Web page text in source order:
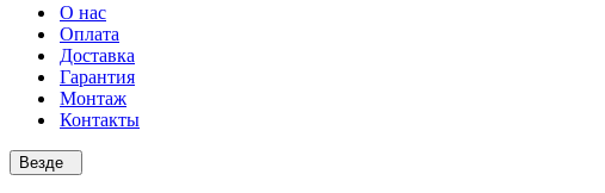
О нас
Оплата
Доставка
Гарантия
Монтаж
Контакты
Везде